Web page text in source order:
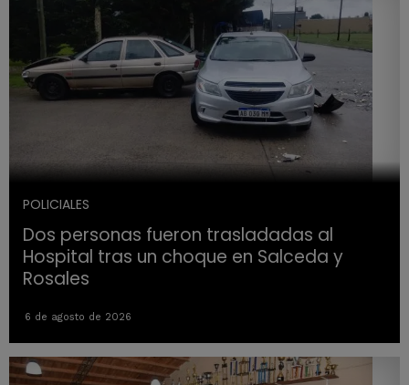
POLICIALES
Dos personas fueron trasladadas al
Hospital tras un choque en Salceda y
Rosales
6 de agosto de 2026